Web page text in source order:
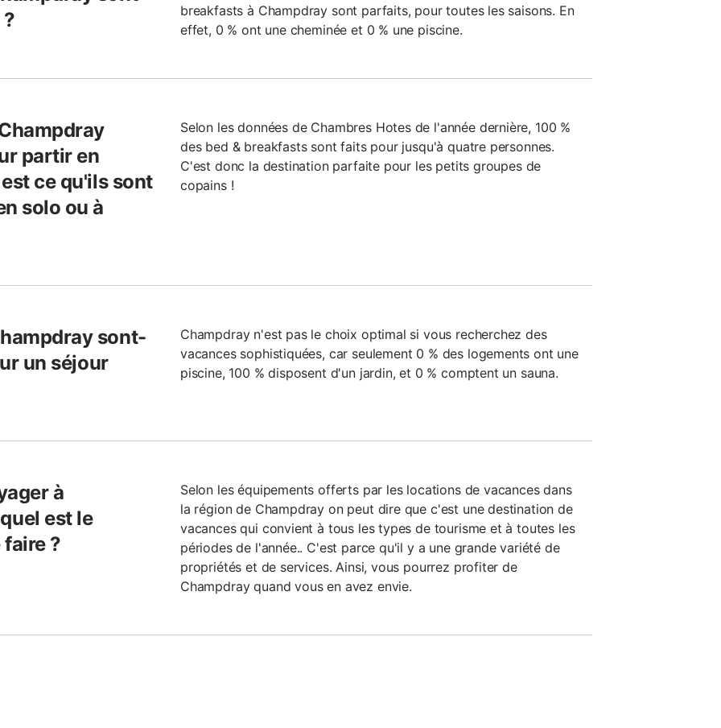
breakfasts à Champdray sont parfaits, pour toutes les saisons. En
effet, 0 % ont une cheminée et 0 % une piscine.
partir en
ce qu'ils sont
solo ou à
Selon les données de Chambres Hotes de l'année dernière, 100 %
des bed & breakfasts sont faits pour jusqu'à quatre personnes.
C'est donc la destination parfaite pour les petits groupes de
copains !
sont-
un séjour
Champdray n'est pas le choix optimal si vous recherchez des
vacances sophistiquées, car seulement 0 % des logements ont une
piscine, 100 % disposent d'un jardin, et 0 % comptent un sauna.
à
est le
?
Selon les équipements offerts par les locations de vacances dans
la région de Champdray on peut dire que c'est une destination de
vacances qui convient à tous les types de tourisme et à toutes les
périodes de l'année.. C'est parce qu'il y a une grande variété de
propriétés et de services. Ainsi, vous pourrez profiter de
Champdray quand vous en avez envie.